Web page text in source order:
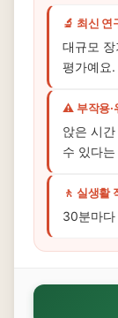
🔬 최신 연
대규모
평가예요.
⚠️ 부작용·
앉은 시
수 있다
🚶 실생활
30분마다